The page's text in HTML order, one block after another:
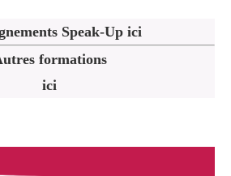
Speak-Up ici
formations
ici